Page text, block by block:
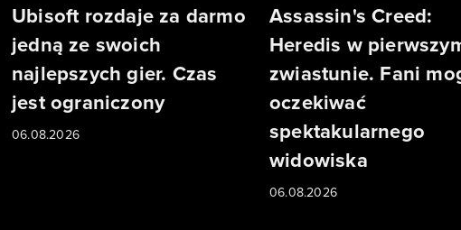
Ubisoft rozdaje za darmo
jedną ze swoich
najlepszych gier. Czas
jest ograniczony
06.08.2026
Assassin's Creed:
Heredis w
zwiastunie. Fani
oczekiwać
spektakularnego
widowiska
06.08.2026